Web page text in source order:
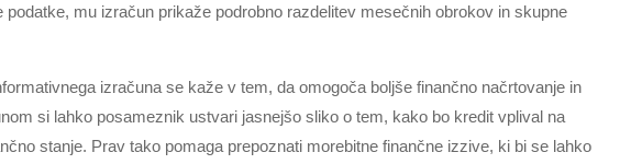
podatke, mu izračun prikaže podrobno razdelitev mesečnih obrokov in skupne
izračuna se kaže v tem, da omogoča boljše finančno načrtovanje in
si lahko posameznik ustvari jasnejšo sliko o tem, kako bo kredit vplival na
stanje. Prav tako pomaga prepoznati morebitne finančne izzive, ki bi se lahko